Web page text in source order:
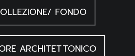
FONDO
ARCHITETTONICO